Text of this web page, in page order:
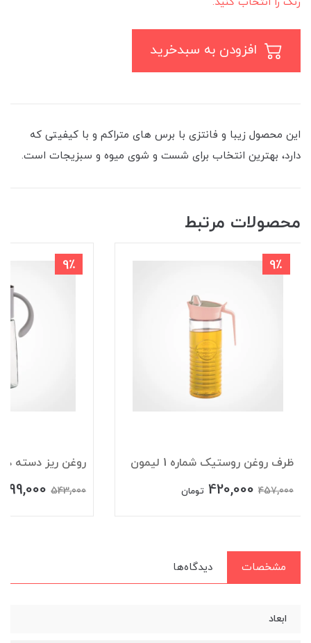
این محصول زیبا و فانتزی با برس های متراکم و با کیفیتی که
دارد، بهترین انتخاب برای شست و شوی میوه و سبزیجات است.
محصولات مرتبط
9٪
ظرف روغن روستیک شماره 1 لیمون
457,000
420,000 تومان
9٪
روغن ریز دسته
543,000
499,000
مشخصات دیدگاه‌ها
ابعاد